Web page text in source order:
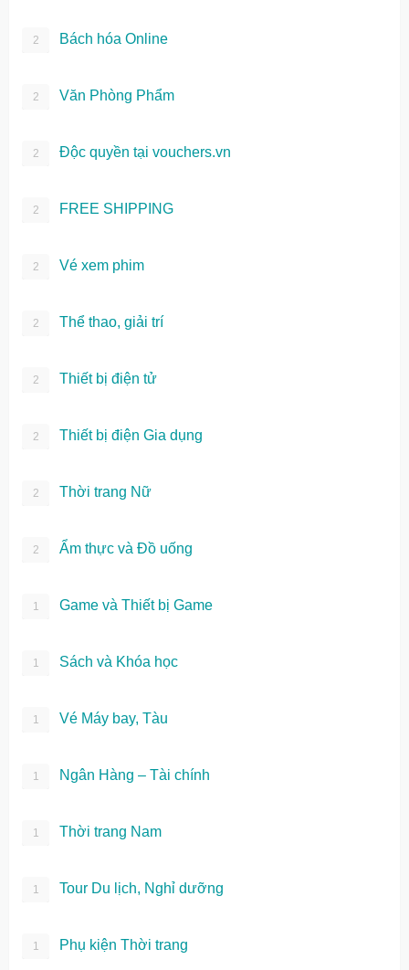
2 Bách hóa Online
2 Văn Phòng Phẩm
2 Độc quyền tại vouchers.vn
2 FREE SHIPPING
2 Vé xem phim
2 Thể thao, giải trí
2 Thiết bị điện tử
2 Thiết bị điện Gia dụng
2 Thời trang Nữ
2 Ẩm thực và Đồ uống
1 Game và Thiết bị Game
1 Sách và Khóa học
1 Vé Máy bay, Tàu
1 Ngân Hàng – Tài chính
1 Thời trang Nam
1 Tour Du lịch, Nghỉ dưỡng
1 Phụ kiện Thời trang